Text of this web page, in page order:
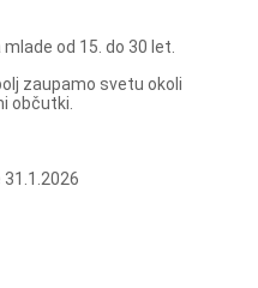
mlade od 15. do 30 let.
zaupamo svetu okoli
občutki.